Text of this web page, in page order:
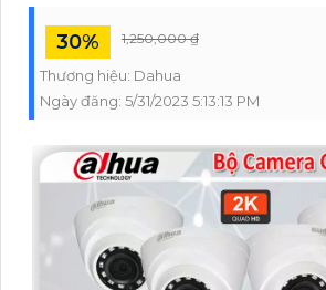
30% 1,250,000 ₫
Thương hiệu: Dahua
Ngày đăng: 5/31/2023 5:13:13 PM